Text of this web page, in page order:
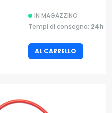
IN MAGAZZINO
Tempi di consegna: 24h
AL CARRELLO